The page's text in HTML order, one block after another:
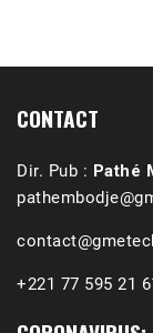
CONTACT
Dir. Pub : Pathé
+221 77 595 21